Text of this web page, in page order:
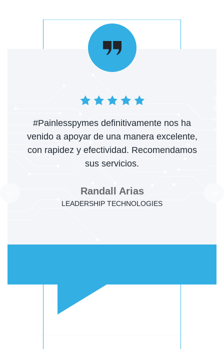
#Painlesspymes definitivamente nos ha
venido a apoyar de una manera excelente,
con rapidez y efectividad. Recomendamos
sus servicios.
Randall Arias
LEADERSHIP TECHNOLOGIES